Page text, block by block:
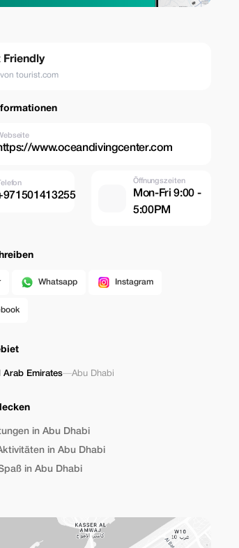
Friendly
tourist.com
www.oceandivingcenter.com
Öffnungszeiten
Mon-Fri 9:00 -
5:00PM
Whatsapp Instagram
Arab Emirates—Abu Dhabi
in Abu Dhabi
in Abu Dhabi
in Abu Dhabi